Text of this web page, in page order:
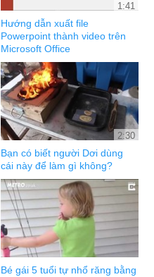
1:41
Hướng dẫn xuất file
Powerpoint thành video trên
Microsoft Office
2:30
Bạn có biết người Dơi dùng
cái này để làm gì không?
Bé gái 5 tuổi tự nhổ răng bằng